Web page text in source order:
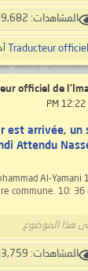
المشاهدات: 89,682
Traducteur
officiel de
est arrivée, un
Attendu
Al-Yamani
commune. 10:
هذا الموضوع
المشاهدات: 103,759